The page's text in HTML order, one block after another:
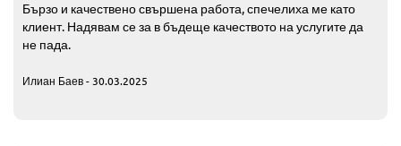
Бързо и качествено свършена работа, спечелиха ме като
клиент. Надявам се за в бъдеще качеството на услугите да
не пада.
Илиан Баев - 30.03.2025